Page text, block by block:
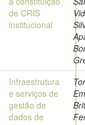
de CRIS
institucional
Infraestrutura
e serviços de
gestão de
dados de